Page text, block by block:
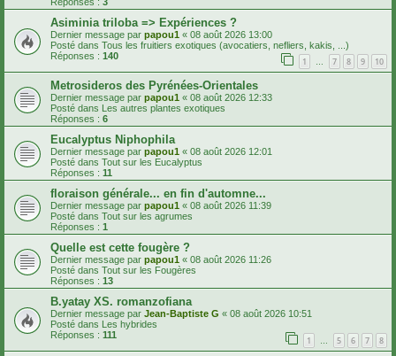
Asiminia triloba => Expériences ?
Dernier message par papou1 « 08 août 2026 13:00
Posté dans Tous les fruitiers exotiques (avocatiers, nefliers, kakis, ...)
Réponses : 140 1 … 7 8 9 10
Metrosideros des Pyrénées-Orientales
Dernier message par papou1 « 08 août 2026 12:33
Posté dans Les autres plantes exotiques
Réponses : 6
Eucalyptus Niphophila
Dernier message par papou1 « 08 août 2026 12:01
Posté dans Tout sur les Eucalyptus
Réponses : 11
floraison générale... en fin d'automne...
Dernier message par papou1 « 08 août 2026 11:39
Posté dans Tout sur les agrumes
Réponses : 1
Quelle est cette fougère ?
Dernier message par papou1 « 08 août 2026 11:26
Posté dans Tout sur les Fougères
Réponses : 13
B.yatay XS. romanzofiana
Dernier message par Jean-Baptiste G « 08 août 2026 10:51
Posté dans Les hybrides
Réponses : 111 1 5 6 7 8